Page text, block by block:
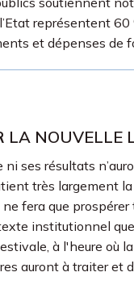
représentent
et dépenses de
LA NOUVELLE
ses résultats
très largement
fera que
institutionnel
à l'heure où
auront à traiter et